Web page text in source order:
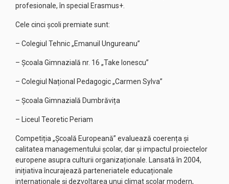
profesionale, în special Erasmus+.
Cele cinci școli premiate sunt:
– Colegiul Tehnic „Emanuil Ungureanu”
– Școala Gimnazială nr. 16 „Take Ionescu”
– Colegiul Național Pedagogic „Carmen Sylva”
– Școala Gimnazială Dumbrăvița
– Liceul Teoretic Periam
Competiția „Școală Europeană” evaluează coerența și
calitatea managementului școlar, dar și impactul proiectelor
europene asupra culturii organizaționale. Lansată în 2004,
inițiativa încurajează parteneriatele educaționale
internaționale și dezvoltarea unui climat școlar modern,